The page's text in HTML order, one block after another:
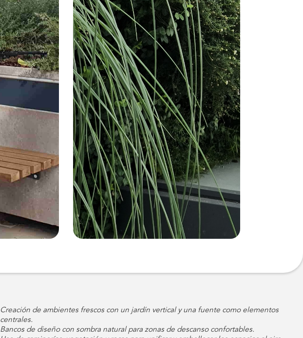
Creación de ambientes frescos con un jardín vertical y una fuente como elementos
centrales.
Bancos de diseño con sombra natural para zonas de descanso confortables.